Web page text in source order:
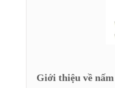
Giới thiệu về